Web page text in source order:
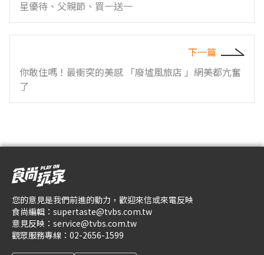
星優待、父親節、買一送一
下一篇
你敢住嗎！最衝突的美感 「廢墟風旅店 」網美都亢奮
了
您的意見是我們前進的動力，歡迎來信或來電反映
食尚編輯： supertaste@tvbs.com.tw
意見反映： service@tvbs.com.tw
觀眾服務專線： 02-2656-1599